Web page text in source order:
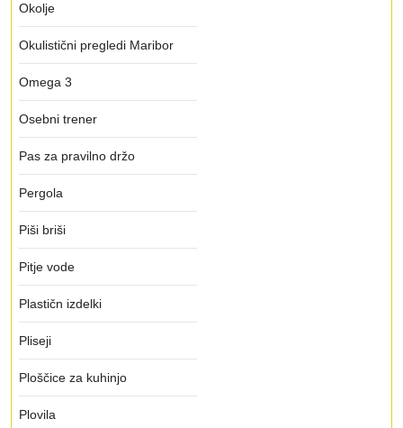
Okolje
Okulistični pregledi Maribor
Omega 3
Osebni trener
Pas za pravilno držo
Pergola
Piši briši
Pitje vode
Plastičn izdelki
Pliseji
Ploščice za kuhinjo
Plovila